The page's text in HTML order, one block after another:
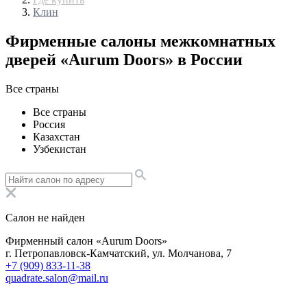
Клин
Фирменные салоны межкомнатных
дверей «Aurum Doors» в России
Все страны
Все страны
Россия
Казахстан
Узбекистан
Салон не найден
Фирменный салон «Aurum Doors»
г. Петропавловск-Камчатский, ул. Молчанова, 7
+7 (909) 833-11-38
quadrate.salon@mail.ru